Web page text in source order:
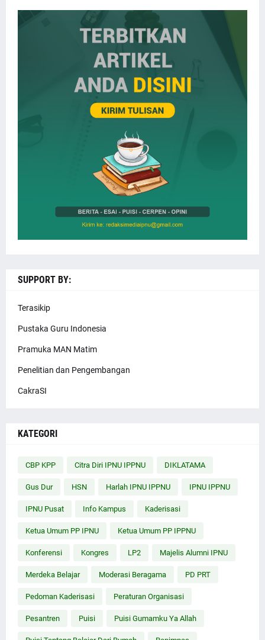
SUPPORT BY:
Terasikip
Pustaka Guru Indonesia
Pramuka MAN Matim
Penelitian dan Pengembangan
CakraSI
KATEGORI
CBP KPP Citra Diri IPNU IPPNU DIKLATAMA
Gus Dur HSN Harlah IPNU IPPNU IPNU IPPNU
IPNU Pusat Info Kampus Kaderisasi
Ketua Umum PP IPNU Ketua Umum PP IPPNU
Konferensi Kongres LP2 Majelis Alumni IPNU
Merdeka Belajar Moderasi Beragama PD PRT
Pedoman Kaderisasi Peraturan Organisasi
Pesantren Puisi Puisi Gumamku Ya Allah